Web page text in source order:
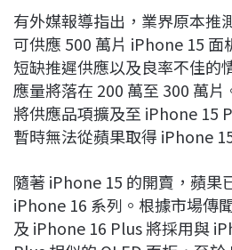
有外媒報導指出，業界原本推
可供應 500 萬片 iPhone 15 面
短缺推遲供應以及良率不佳的
應量將落在 200 萬至 300 萬
將供應品項擴及至 iPhone 15
暫時無法從蘋果取得 iPhone
隨著 iPhone 15 的開賣，蘋果
iPhone 16 系列。根據市場傳
及 iPhone 16 Plus 將採用與